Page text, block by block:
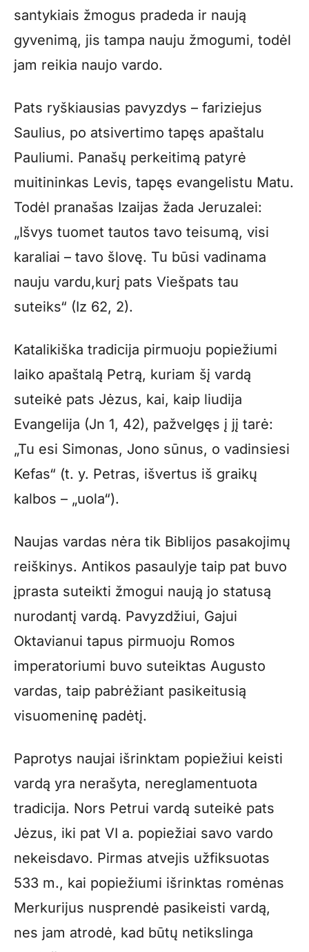
santykiais žmogus pradeda ir naują
gyvenimą, jis tampa nauju žmogumi, todėl
jam reikia naujo vardo.
Pats ryškiausias pavyzdys – fariziejus
Saulius, po atsivertimo tapęs apaštalu
Pauliumi. Panašų perkeitimą patyrė
muitininkas Levis, tapęs evangelistu Matu.
Todėl pranašas Izaijas žada Jeruzalei:
„Išvys tuomet tautos tavo teisumą, visi
karaliai – tavo šlovę. Tu būsi vadinama
nauju vardu,kurį pats Viešpats tau
suteiks“ (Iz 62, 2).
Katalikiška tradicija pirmuoju popiežiumi
laiko apaštalą Petrą, kuriam šį vardą
suteikė pats Jėzus, kai, kaip liudija
Evangelija (Jn 1, 42), pažvelgęs į jį tarė:
„Tu esi Simonas, Jono sūnus, o vadinsiesi
Kefas“ (t. y. Petras, išvertus iš graikų
kalbos – „uola“).
Naujas vardas nėra tik Biblijos pasakojimų
reiškinys. Antikos pasaulyje taip pat buvo
įprasta suteikti žmogui naują jo statusą
nurodantį vardą. Pavyzdžiui, Gajui
Oktavianui tapus pirmuoju Romos
imperatoriumi buvo suteiktas Augusto
vardas, taip pabrėžiant pasikeitusią
visuomeninę padėtį.
Paprotys naujai išrinktam popiežiui keisti
vardą yra nerašyta, nereglamentuota
tradicija. Nors Petrui vardą suteikė pats
Jėzus, iki pat VI a. popiežiai savo vardo
nekeisdavo. Pirmas atvejis užfiksuotas
533 m., kai popiežiumi išrinktas romėnas
Merkurijus nusprendė pasikeisti vardą,
nes jam atrodė, kad būtų netikslinga